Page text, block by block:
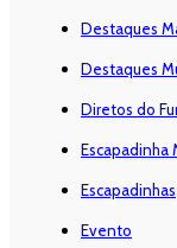
Destaques
Destaques
Diretos do
Escapadinha
Escapadinhas
Evento